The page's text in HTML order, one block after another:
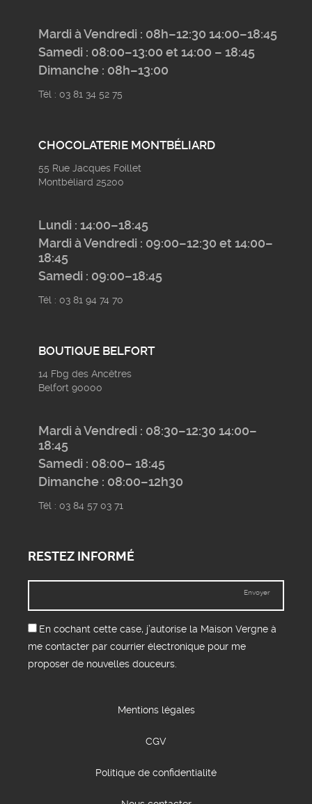
Mardi à Vendredi : 08h–12:30 14:00–18:45
Samedi : 08:00–13:00 et 14:00 – 18:45
Dimanche : 08h–13:00
Tél : 03 81 34 52 75
CHOCOLATERIE MONTBÉLIARD
55 Rue Jacques Foillet
Montbéliard 25200
Lundi : 14:00–18:45
Mardi à Vendredi : 09:00–12:30 et 14:00–
18:45
Samedi : 09:00–18:45
Tél : 03 81 94 74 70
BOUTIQUE BELFORT
14 Fbg des Ancêtres
Belfort 90000
Mardi à Vendredi : 08:30–12:30 14:00–
18:45
Samedi : 08:00– 18:45
Dimanche : 08:00–12h30
Tél : 03 84 57 03 71
RESTEZ INFORMÉ
En cochant cette case, j’autorise la Maison Vergne à
me contacter par courrier électronique pour me
proposer de nouvelles douceurs.
Envoyer
Mentions légales
CGV
Politique de confidentialité